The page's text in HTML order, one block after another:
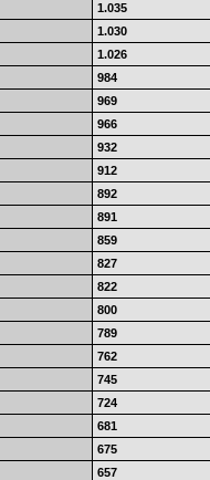
1.035
1.030
1.026
984
969
966
932
912
892
891
859
827
822
800
789
762
745
724
681
675
657